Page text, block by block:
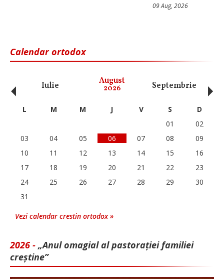
09 Aug, 2026
Calendar ortodox
Iulie August
2026 Septembrie
‹ L M M J V S
D
01
02
03
04 05 06 07 08
09
10
11 12 13 14 15
16
17
18 19 20 21 22
23
24
25 26 27 28 29
30
31
Vezi calendar crestin ortodox »
2026 - „Anul omagial al pastorației familiei
creștine”